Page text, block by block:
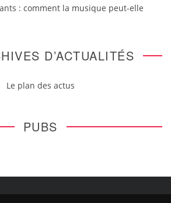
: comment la musique peut-elle
D’ACTUALITÉS
Le plan des actus
PUBS